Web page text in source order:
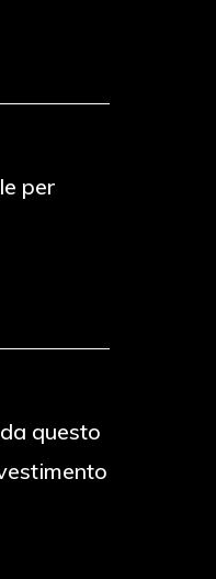
per
questo